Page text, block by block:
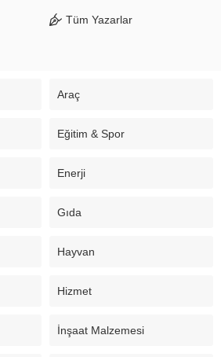
Tüm Yazarlar
Araç
Eğitim & Spor
Enerji
Gıda
Hayvan
Hizmet
İnşaat Malzemesi